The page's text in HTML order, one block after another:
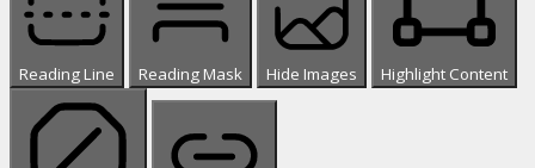
Reading Line Reading Mask Hide Images Highlight Content